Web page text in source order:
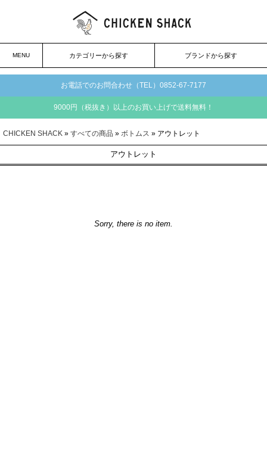
MENU カテゴリーから探す ブランドから探す
お電話でのお問合わせ（TEL）0852-67-7177
9000円（税抜き）以上のお買い上げで送料無料！
CHICKEN SHACK » すべての商品 » ボトムス » アウトレット
アウトレット
Sorry, there is no item.